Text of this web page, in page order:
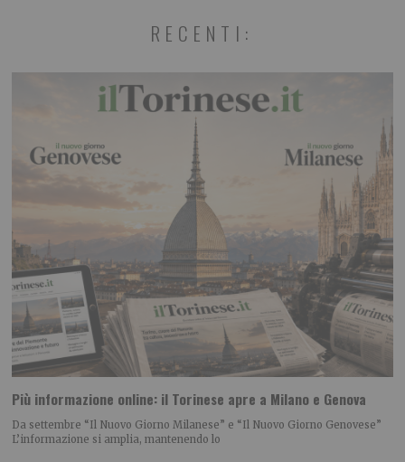
RECENTI:
Più informazione online: il Torinese apre a Milano e Genova
Da settembre “Il Nuovo Giorno Milanese” e “Il Nuovo Giorno Genovese”
L’informazione si amplia, mantenendo lo